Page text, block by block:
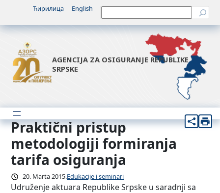
sadržaj
Ћирилица English Претрага
AGENCIJA ZA OSIGURANJE REPUBLIKE
SRPSKE
Praktični pristup
metodologiji formiranja
tarifa osiguranja
20. Marta 2015.Edukacije i seminari
Udruženje aktuara Republike Srpske u saradnji sa